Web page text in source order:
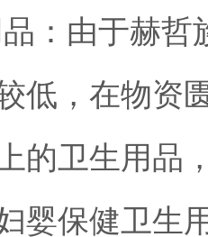
：由于赫哲
低，在物资
的卫生用品
婴保健卫生